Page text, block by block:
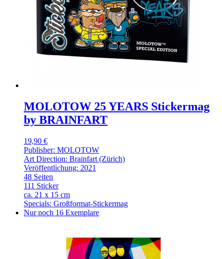
MOLOTOW 25 YEARS Stickermag
by BRAINFART
19,90 €
Publisher: MOLOTOW
Art Direction: Brainfart (Zürich)
Veröffentlichung: 2021
48 Seiten
111 Sticker
ca. 21 x 15 cm
Specials: Großformat-Stickermag
Nur noch 16 Exemplare